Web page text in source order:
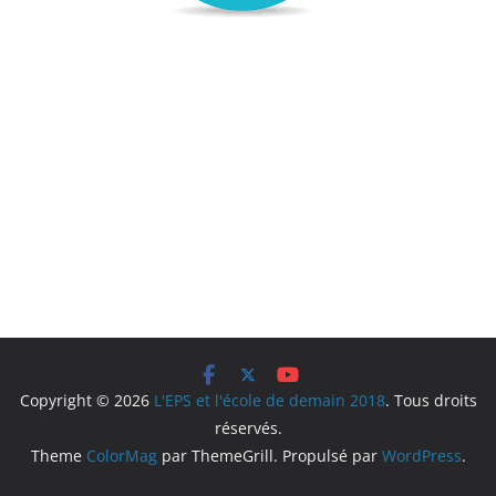
Copyright © 2026 L'EPS et l'école de demain 2018. Tous droits
réservés.
Theme ColorMagpar ThemeGrill. Propulsé par WordPress.